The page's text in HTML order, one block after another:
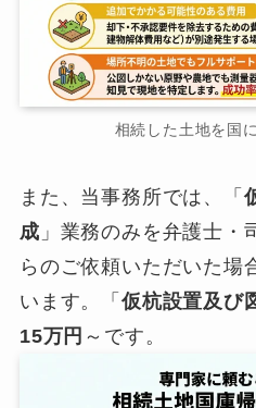
相続した土地を国
また、当事務所では、「
成 」業務のみを弁護士・
らのご依頼いただいた場
います。「 仮杭設置及び
15万円 ～です。